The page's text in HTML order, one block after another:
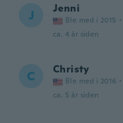
J Jenni
Ble med i 2015 ·
ca. 4 år siden
C Christy
Ble med i 2016 ·
ca. 5 år siden